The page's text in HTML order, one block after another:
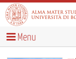
Menu